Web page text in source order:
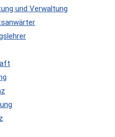
und Verwaltung